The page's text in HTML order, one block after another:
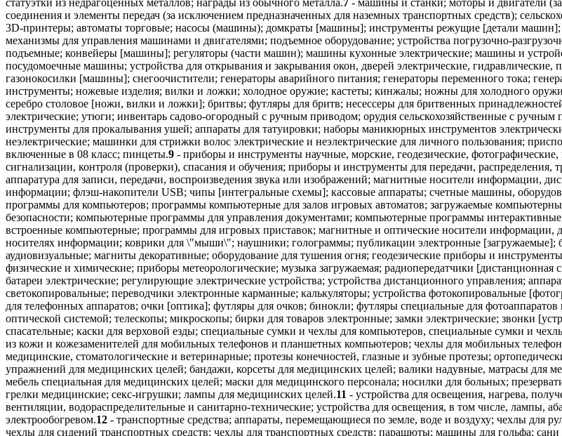
соединения и элементы передач (за исключением предназначенных для наземных транспортных средств);
3D-принтеры; автоматы торговые; насосы (машины); домкраты [машины]; инструменты режущие [детали
механизмы для управления машинами и двигателями; подъемное оборудование; устройства погрузочно-
подъемные; конвейеры [машины]; регуляторы (части машин); машины кухонные электрические; машины и
посудомоечные машины; устройства для открывания и закрывания окон, дверей электрические, гидравлические,
газонокосилки [машины]; снегоочистители; генераторы аварийного питания; генераторы переменного тока;
инструменты; ножевые изделия; вилки и ложки; холодное оружие; кастеты; кинжалы; ножны для холодного
серебро столовое [ножи, вилки и ложки]; бритвы; футляры для бритв; несессеры для бритвенных
электрические; утюги; инвентарь садово-огородный с ручным приводом; орудия сельскохозяйственные с
инструменты для прокалывания ушей; аппараты для татуировки; наборы маникюрных инструментов
неэлектрические; машинки для стрижки волос электрические и неэлектрические для личного пользования;
включенные в 08 класс; пинцеты.9 - приборы и инструменты научные, морские, геодезические,
сигнализации, контроля (проверки), спасания и обучения; приборы и инструменты для передачи,
аппаратура для записи, передачи, воспроизведения звука или изображений; магнитные носители информации,
информации; флэш-накопители USB; чипы [интегральные схемы]; кассовые аппараты; счетные машины,
программы для компьютеров; программы компьютерные для залов игровых автоматов; загружаемые
безопасности; компьютерные программы для управления документами; компьютерные программы
встроенные компьютерные; программы для игровых приставок; магнитные и оптические носители информации,
носителях информации; коврики для \"мыши\"; наушники; голограммы; публикации электронные
аудиовизуальные; магниты декоративные; оборудование для тушения огня; геодезические приборы и
физические и химические; приборы метеорологические; музыка загружаемая; радиопередатчики [дистанционная
батареи электрические; регулирующие электрические устройства; устройства дистанционного управления;
светокопировальные; переводчики электронные карманные; калькуляторы; устройства фотокопировальные
для телефонных аппаратов; очки [оптика]; футляры для очков; бинокли; футляры специальные для
оптической системой; телескопы; микроскопы; бирки для товаров электронные; замки электрические; звонки
спасательные; каски для верховой езды; специальные сумки и чехлы для компьютеров, специальные сумки и
из кожи и кожезаменителей для мобильных телефонов и планшетных компьютеров; чехлы для мобильных
медицинские, стоматологические и ветеринарные; протезы конечностей, глазные и зубные протезы;
упражнений для медицинских целей; бандажи, корсеты для медицинских целей; валики надувные, матрасы для
мебель специальная для медицинских целей; маски для медицинского персонала; носилки для больных;
грелки медицинские; секс-игрушки; лампы для медицинских целей.11 - устройства для освещения, нагрева,
вентиляции, водораспределительные и санитарно-технические; устройства для освещения, в том числе, лампы,
электрообогревом.12 - транспортные средства; аппараты, перемещающиеся по земле, воде и воздуху; чехлы для
чехлы для сидений транспортных средств; чехлы для транспортных средств; парашюты; машины для гольфа;